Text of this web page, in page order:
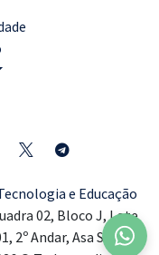
e Educação
02, Bloco J, Lote
2º Andar, Asa Sul,